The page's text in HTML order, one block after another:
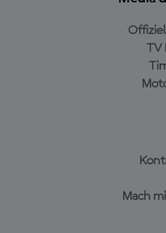
TV
Mach